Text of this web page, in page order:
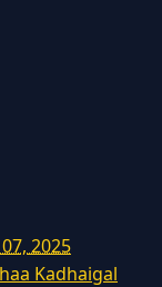
2025
Kadhaigal